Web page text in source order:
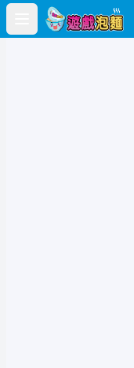
Open main menu